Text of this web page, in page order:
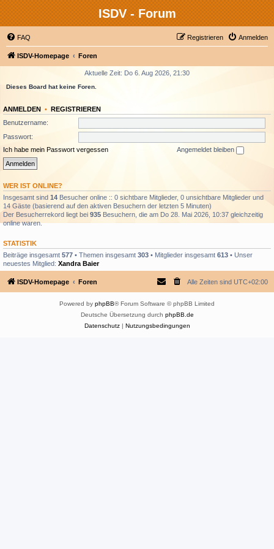
ISDV - Forum
FAQ Anmelden
Registrieren
ISDV-Homepage Foren
Aktuelle Zeit: Do 6. Aug 2026, 21:30
Dieses Board hat keine Foren.
ANMELDEN • REGISTRIEREN
Benutzername:
Passwort:
Ich habe mein Passwort vergessen
Angemeldet bleiben
WER IST ONLINE?
Insgesamt sind 14 Besucher online :: 0 sichtbare Mitglieder, 0 unsichtbare Mitglieder und
14 Gäste (basierend auf den aktiven Besuchern der letzten 5 Minuten)
Der Besucherrekord liegt bei 935 Besuchern, die am Do 28. Mai 2026, 10:37 gleichzeitig
online waren.
STATISTIK
Beiträge insgesamt 577 • Themen insgesamt 303 • Mitglieder insgesamt 613 • Unser
neuestes Mitglied: Xandra Baier
ISDV-Homepage Foren Alle Zeiten sind UTC+02:00
Powered by phpBB® Forum Software © phpBB Limited
Deutsche Übersetzung durch phpBB.de
Datenschutz| Nutzungsbedingungen